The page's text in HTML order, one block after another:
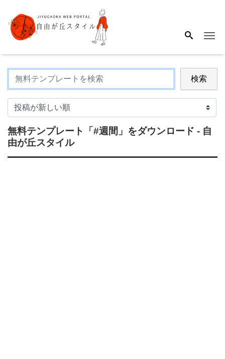
検索
無料テンプレート 「#週間」 をダウンロード - 自
由が丘スタイル